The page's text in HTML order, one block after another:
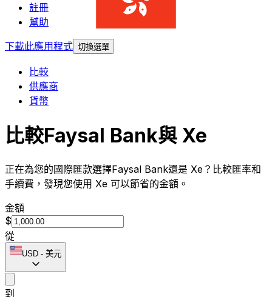
註冊
幫助
下載此應用程式 切換選單
比較
供應商
貨幣
比較Faysal Bank與 Xe
正在為您的國際匯款選擇Faysal Bank還是 Xe？比較匯率和
手續費，發現您使用 Xe 可以節省的金額。
金額
$
從
USD - 美元
到